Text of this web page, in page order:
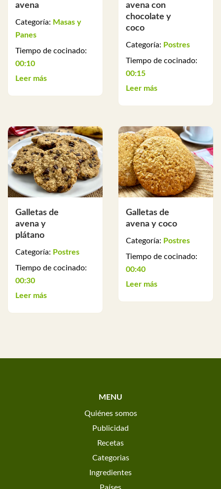
avena
Categoría: Masas y
Panes
Tiempo de cocinado:
00:10
Leer más
avena con
chocolate y
coco
Categoría: Postres
Tiempo de cocinado:
00:15
Leer más
Galletas de
avena y
plátano
Categoría: Postres
Tiempo de cocinado:
00:30
Leer más
Galletas de
avena y coco
Categoría: Postres
Tiempo de cocinado:
00:40
Leer más
MENU
Quiénes somos
Publicidad
Recetas
Categorias
Ingredientes
Países